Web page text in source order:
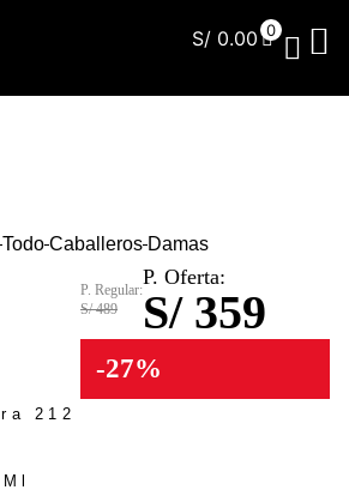
S/ 0.00 0
Todo Caballeros Damas
212
P. Regular:
S/ 489
P. Oferta:
S/ 359
-27%